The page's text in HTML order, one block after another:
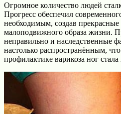
Огромное количество людей
Прогресс обеспечил
необходимым, создав прекрасные
малоподвижного образа жизни.
неправильно и наследственные
настолько распространённым,
профилактике варикоза ног